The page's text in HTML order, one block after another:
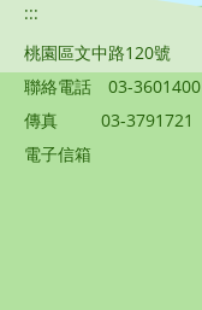
:::
桃園區文中路120號
聯絡電話
03-3601400
傳真
03-3791721
電子信箱